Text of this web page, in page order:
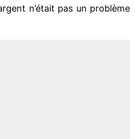
n’était pas un problème